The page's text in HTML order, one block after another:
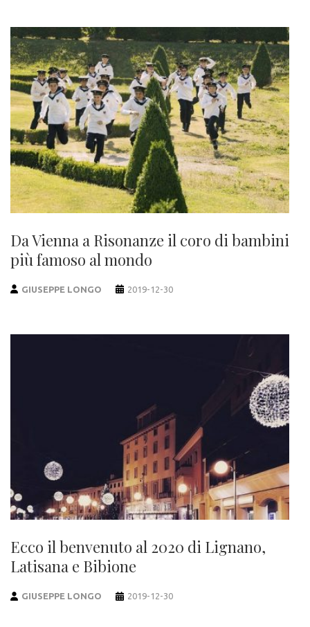
Da Vienna a Risonanze il coro di bambini
più famoso al mondo
GIUSEPPE LONGO 2019-12-30
Ecco il benvenuto al 2020 di Lignano,
Latisana e Bibione
GIUSEPPE LONGO 2019-12-30